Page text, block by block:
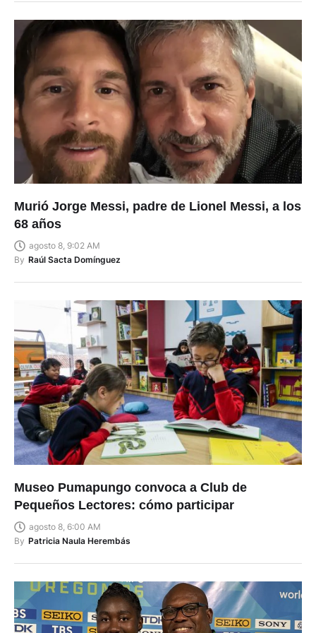
Murió Jorge Messi, padre de Lionel Messi, a los
68 años
agosto 8, 9:02 AM
By Raúl Sacta Domínguez
Museo Pumapungo convoca a Club de
Pequeños Lectores: cómo participar
agosto 8, 6:00 AM
By Patricia Naula Herembás